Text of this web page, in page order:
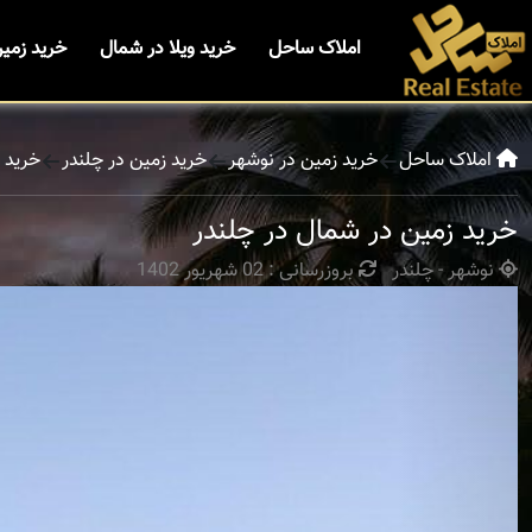
املاک ساحل خرید ویلا در شمال خرید
املاک ساحل خرید زمین در نوشهر خرید زمین در چلندر
خرید زمین در شمال در چلندر
نوشهر - چلندر بروزرسانی : 02 شهریور 1402